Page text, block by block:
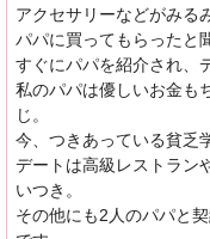
アクセサリーなどがみる
パパに買ってもらったと
すぐにパパを紹介され、
私のパパは優しいお金も
じ。
今、つきあっている貧乏
デートは高級レストラン
いつき。
その他にも2人のパパと